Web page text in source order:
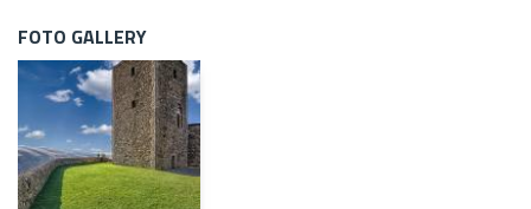
FOTO GALLERY